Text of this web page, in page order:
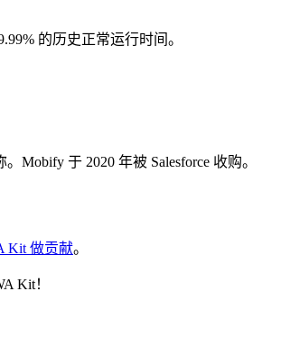
的历史正常运行时间。
Mobify 于 2020 年被 Salesforce 收购。
Kit 做贡献。
Kit！